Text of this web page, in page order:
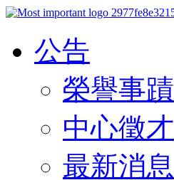
公告
榮譽事蹟
中心徵才
最新消息